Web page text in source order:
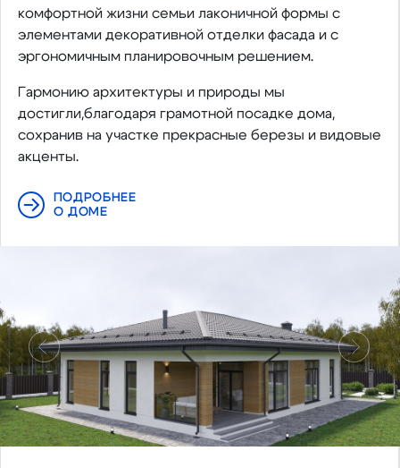
комфортной жизни семьи лаконичной формы с
элементами декоративной отделки фасада и с
эргономичным планировочным решением.
Гармонию архитектуры и природы мы
достигли,благодаря грамотной посадке дома,
сохранив на участке прекрасные березы и видовые
акценты.
ПОДРОБНЕЕ
О ДОМЕ
Предыдущий